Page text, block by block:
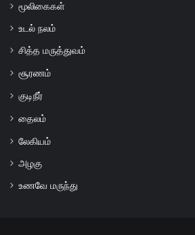
மூலிகைகள்
உடல் நலம்
சித்த மருத்துவம்
சூரணம்
குடிநீர்
தைலம்
லேகியம்
அழகு
உணவே மருந்து